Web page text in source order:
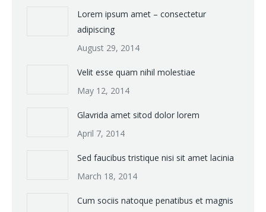
Lorem ipsum amet – consectetur
adipiscing
August 29, 2014
Velit esse quam nihil molestiae
May 12, 2014
Glavrida amet sitod dolor lorem
April 7, 2014
Sed faucibus tristique nisi sit amet lacinia
March 18, 2014
Cum sociis natoque penatibus et magnis